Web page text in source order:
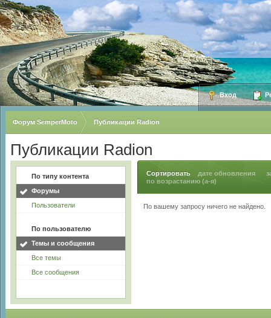
Вход
Форум SemperMoto Публикации Radion
Публикации Radion
По типу контента
Форумы
Пользователи
По пользователю
Темы и сообщения
Все темы
Все сообщения
Сортировать дате обновления
по возрастанию (а-я)
По вашему запросу ничего не найдено.